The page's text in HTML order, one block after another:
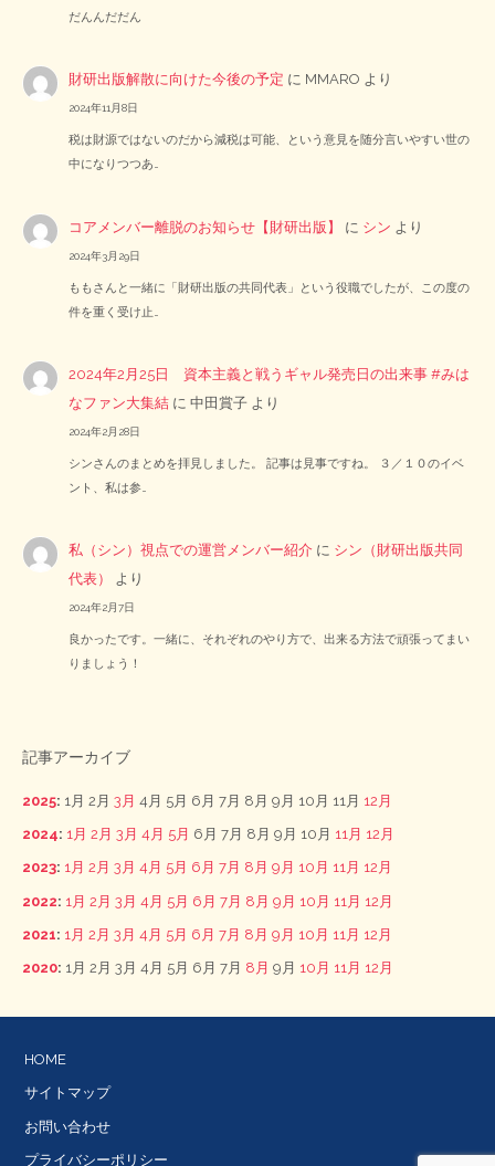
だんんだだん
財研出版解散に向けた今後の予定 に MMARO より
2024年11月8日
税は財源ではないのだから減税は可能、という意見を随分言いやすい世の
中になりつつあ…
コアメンバー離脱のお知らせ【財研出版】 に シン より
2024年3月29日
ももさんと一緒に「財研出版の共同代表」という役職でしたが、この度の
件を重く受け止…
2024年2月25日 資本主義と戦うギャル発売日の出来事 #みは
なファン大集結 に中田賞子 より
2024年2月28日
シンさんのまとめを拝見しました。 記事は見事ですね。 ３／１０のイベ
ント、私は参…
私（シン）視点での運営メンバー紹介 に シン（財研出版共同
代表）
より
2024年2月7日
良かったです。一緒に、それぞれのやり方で、出来る方法で頑張ってまい
りましょう！
記事アーカイブ
2025: 1月 2月 3月 4月 5月 6月 7月 8月 9月 10月 11月 12月
2024: 1月 2月 3月 4月 5月 6月 7月 8月 9月 10月 11月 12月
2023: 1月 2月 3月 4月 5月 6月 7月 8月 9月 10月 11月 12月
2022: 1月 2月 3月 4月 5月 6月 7月 8月 9月 10月 11月 12月
2021: 1月 2月 3月 4月 5月 6月 7月 8月 9月 10月 11月 12月
2020: 1月 2月 3月 4月 5月 6月 7月 8月 9月 10月 11月 12月
HOME
サイトマップ
お問い合わせ
プライバシーポリシー